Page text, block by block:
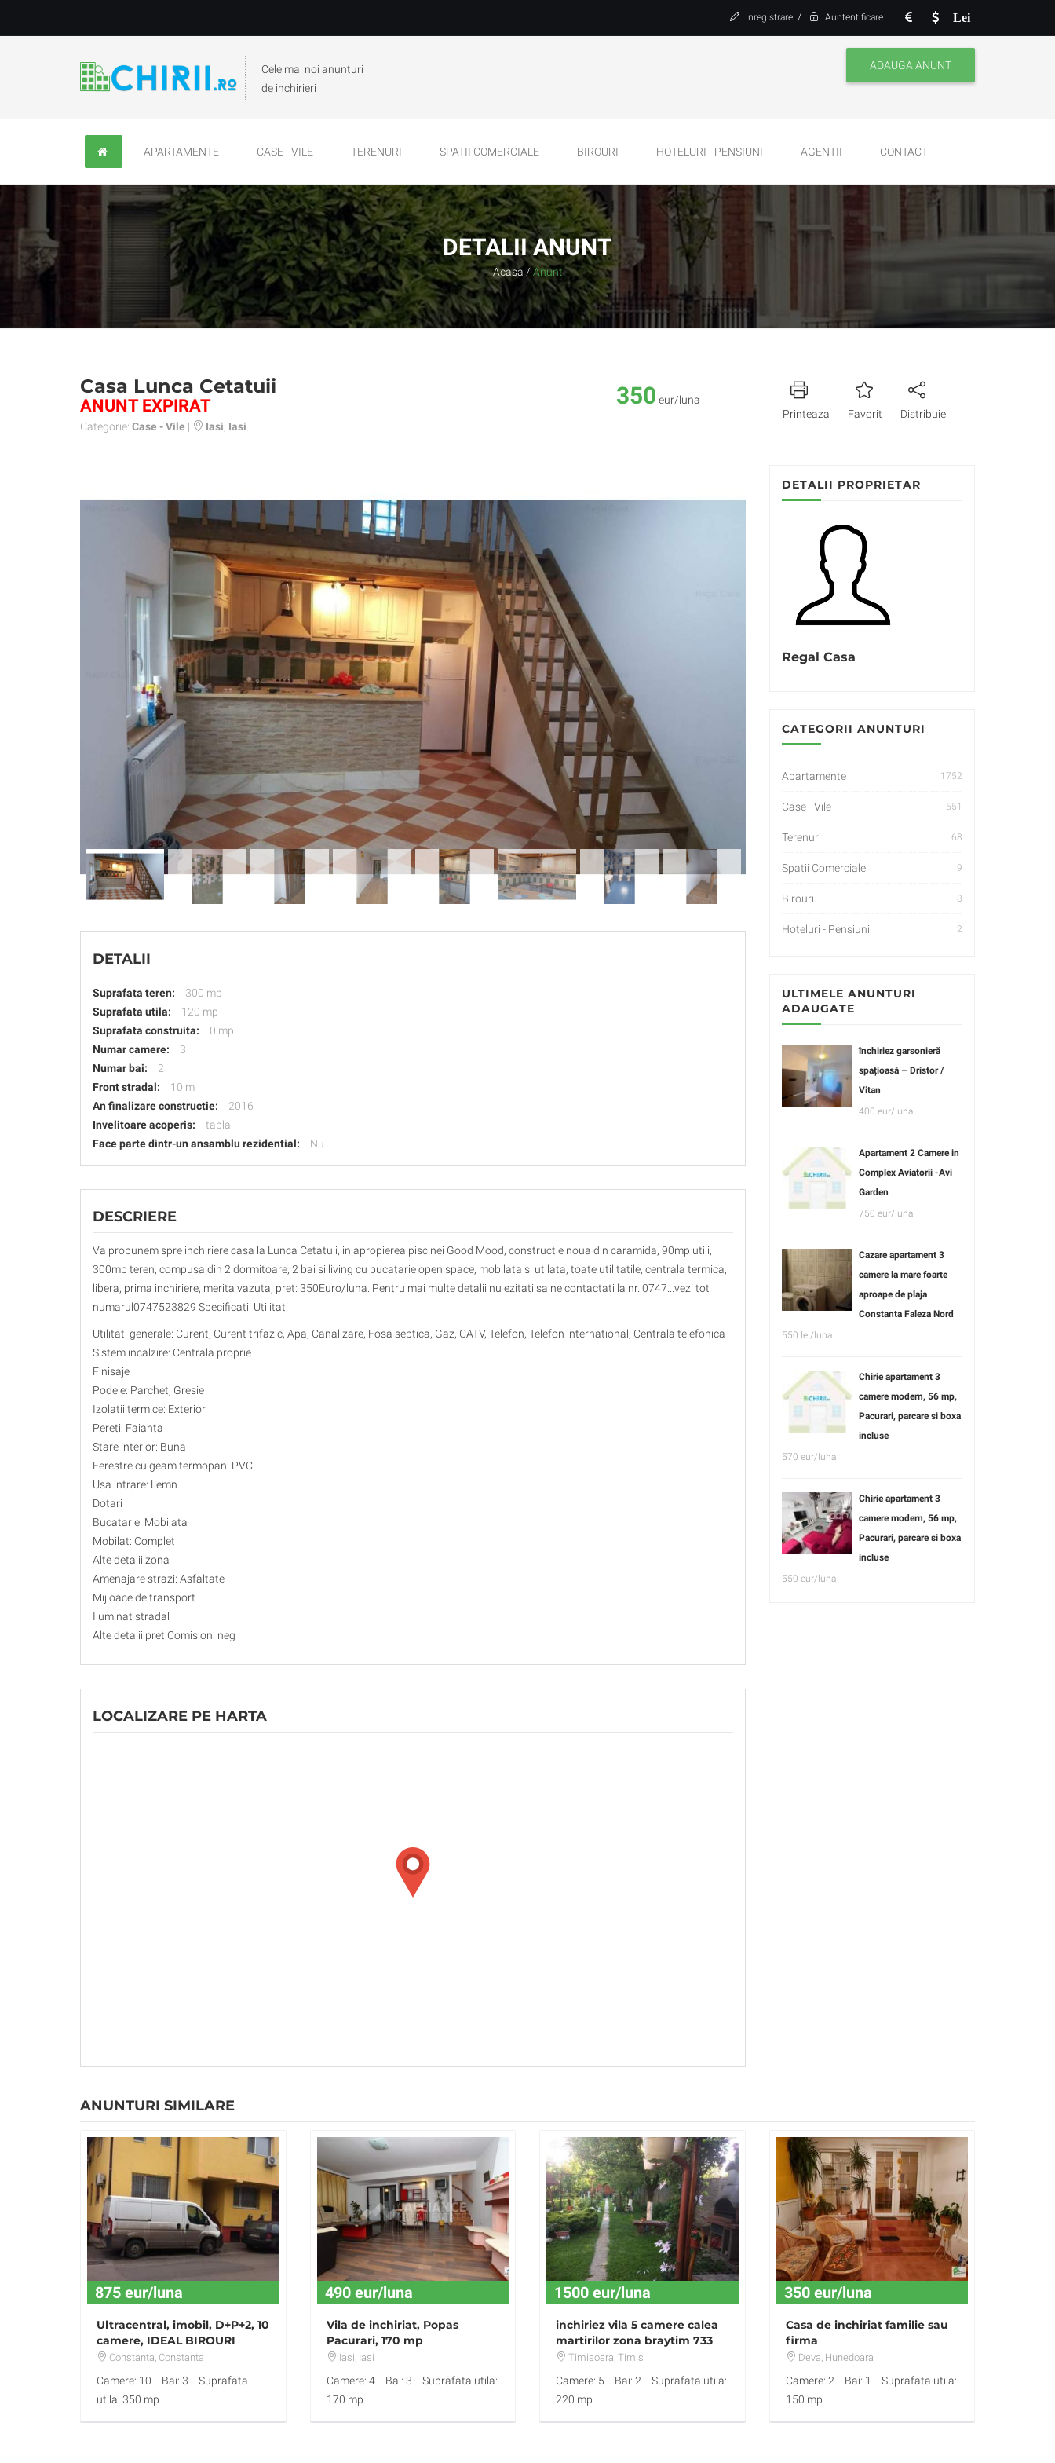
Lei
Inregistrare / Auntentificare
Cele mai noi anunturi
de inchirieri
ADAUGA ANUNT
APARTAMENTE CASE - VILE TERENURI SPATII COMERCIALE BIROURI HOTELURI - PENSIUNI AGENTII CONTACT
DETALII ANUNT
Acasa / Anunt
Casa Lunca Cetatuii
ANUNT EXPIRAT
Categorie: Case - Vile | Iasi Iasi
350 eur/luna
Printeaza
Favorit Distribuie
DETALII
Suprafata teren:
300 mp
Suprafata utila:
120 mp
Suprafata construita:
0 mp
Numar camere:
3
Numar bai:
2
Front stradal:
10 m
An finalizare constructie:
2016
Invelitoare acoperis:
tabla
Face parte dintr-un ansamblu rezidential:
Nu
DESCRIERE
Va propunem spre inchiriere casa la Lunca Cetatuii, in apropierea piscinei Good Mood, constructie noua din caramida, 90mp utili,
300mp teren, compusa din 2 dormitoare, 2 bai si living cu bucatarie open space, mobilata si utilata, toate utilitatile, centrala termica,
libera, prima inchiriere, merita vazuta, pret: 350Euro/luna. Pentru mai multe detalii nu ezitati sa ne contactati la nr. 0747...vezi tot
numarul0747523829 Specificatii Utilitati
Utilitati generale: Curent, Curent trifazic, Apa, Canalizare, Fosa septica, Gaz, CATV, Telefon, Telefon international, Centrala telefonica
Sistem incalzire: Centrala proprie
Finisaje
Podele: Parchet, Gresie
Izolatii termice: Exterior
Pereti: Faianta
Stare interior: Buna
Ferestre cu geam termopan: PVC
Usa intrare: Lemn
Dotari
Bucatarie: Mobilata
Mobilat: Complet
Alte detalii zona
Amenajare strazi: Asfaltate
Mijloace de transport
Iluminat stradal
Alte detalii pret Comision: neg
LOCALIZARE PE HARTA
DETALII PROPRIETAR
Regal Casa
CATEGORII ANUNTURI
Apartamente 1752
Case - Vile 551
Terenuri 68
Spatii Comerciale 9
Birouri 8
Hoteluri - Pensiuni 2
ULTIMELE ANUNTURI
ADAUGATE
închiriez garsonieră
spațioasă – Dristor /
Vitan
400 eur/luna
Apartament 2 Camere in
Complex Aviatorii -Avi
Garden
750 eur/luna
Cazare apartament 3
camere la mare foarte
aproape de plaja
Constanta Faleza Nord
550 lei/luna
Chirie apartament 3
camere modern, 56 mp,
Pacurari, parcare si boxa
incluse
570 eur/luna
Chirie apartament 3
camere modern, 56 mp,
Pacurari, parcare si boxa
incluse
550 eur/luna
ANUNTURI SIMILARE
875 eur/luna
Ultracentral, imobil, D+P+2, 10
camere, IDEAL BIROURI
Constanta, Constanta
Camere: 10 Bai: 3
Suprafata
utila: 350 mp
490 eur/luna
Vila de inchiriat, Popas
Pacurari, 170 mp
Iasi, Iasi
Camere: 4 Bai: 3
Suprafata utila:
170 mp
1500 eur/luna
inchiriez vila 5 camere calea
martirilor zona braytim 733
mpTimisoara, Timis
Camere: 5 Bai: 2
Suprafata utila:
220 mp
350 eur/luna
Casa de inchiriat familie sau
firma
Deva, Hunedoara
Camere: 2 Bai: 1
Suprafata utila:
150 mp